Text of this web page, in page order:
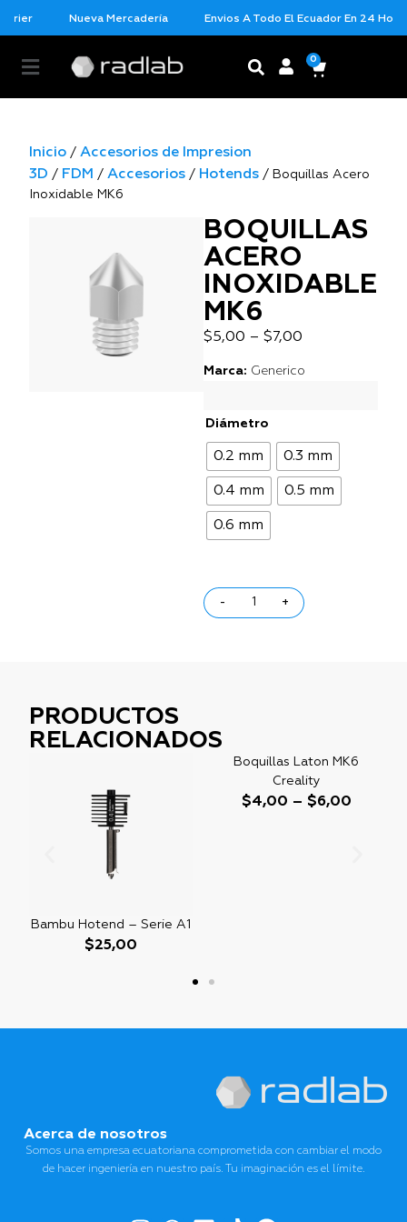
Nueva Mercadería Envios A Todo El Ecuador En 24
0
Inicio / Accesorios de Impresion
3D / FDM / Accesorios / Hotends / Boquillas Acero
Inoxidable MK6
BOQUILLAS
ACERO
INOXIDABLE
MK6
$5,00 – $7,00
Marca: Generico
Diámetro
0.2 mm 0.3 mm
0.4 mm 0.5 mm
0.6 mm
- +
PRODUCTOS
RELACIONADOS
Bambu Hotend – Serie A1
$25,00
Boquillas Laton MK6
Creality
$4,00 – $6,00
Acerca de nosotros
Somos una empresa ecuatoriana comprometida con cambiar el modo
de hacer ingeniería en nuestro país. Tu imaginación es el límite.